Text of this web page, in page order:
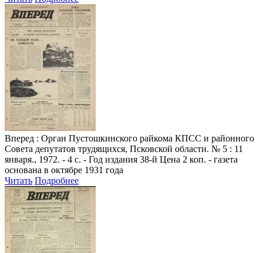
Вперед : Орган Пустошкинского райкома КПСС и районного
Совета депутатов трудящихся, Псковской области. № 5 : 11
января., 1972. - 4 с. - Год издания 38-й Цена 2 коп. - газета
основана в октябре 1931 года
Читать Подробнее